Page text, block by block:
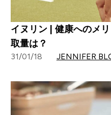
イヌリン | 健康へのメ
取量は？
31/01/18 JENNIFER